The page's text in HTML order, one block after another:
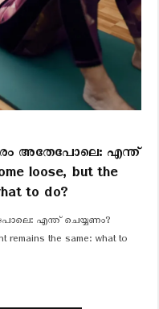
അതേപോലെ: എന്ത്
loose, but the
to do?
എന്ത് ചെയ്യണം?
remains the same: what to